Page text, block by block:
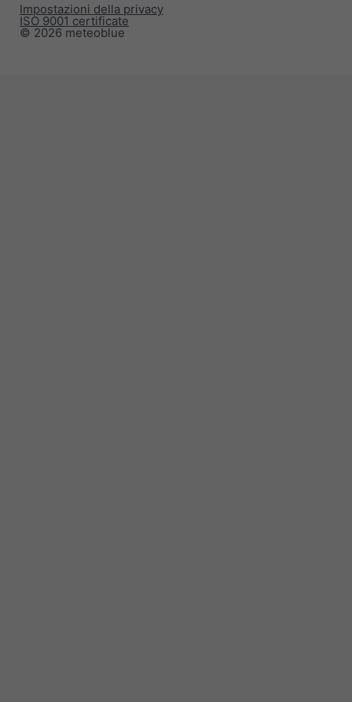
© 2026 meteoblue
ISO 9001 certificate
Impostazioni della privacy